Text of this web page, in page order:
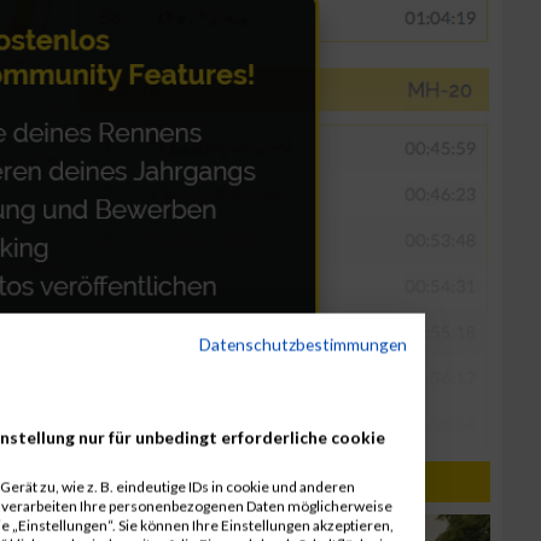
Datenschutzbestimmungen
nur für unbedingt erforderliche cookie
zu, wie z. B. eindeutige IDs in cookie und anderen
Ihre personenbezogenen Daten möglicherweise
Sie können Ihre Einstellungen akzeptieren,